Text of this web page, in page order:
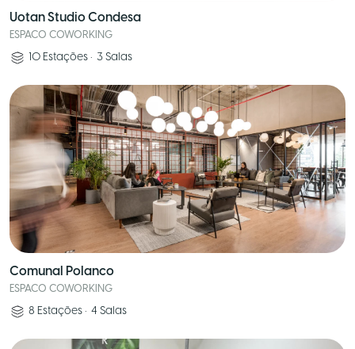
Uotan Studio Condesa
ESPACO COWORKING
10 Estações • 3 Salas
Comunal Polanco
ESPACO COWORKING
8 Estações • 4 Salas